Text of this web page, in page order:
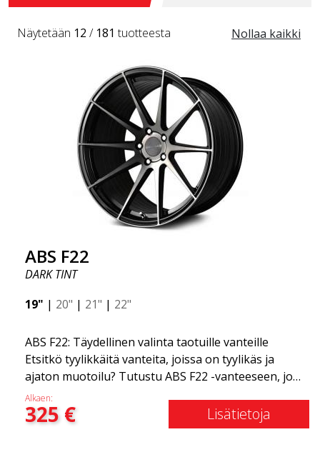
Nollaa kaikki
Näytetään 12 / 181 tuotteesta
ABS F22
DARK TINT
19" | 20" | 21" | 22"
ABS F22: Täydellinen valinta taotuille vanteille
Etsitkö tyylikkäitä vanteita, joissa on tyylikäs ja
ajaton muotoilu? Tutustu ABS F22 -vanteeseen, joka
on uusi lisäys ABS Luxury Wheels -perheeseen.
Tämän vanteen suuri etu on jopa 50 %:n
painonvähennys. Kaikkien maailman johtavien kilpa-
Alkaen:
325€ Lisätietoja